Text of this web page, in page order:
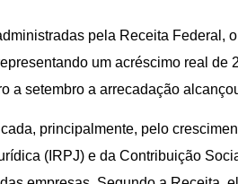
pela Receita Federal,
um acréscimo real de
a setembro a arrecadação
principalmente, pelo
(IRPJ) e da Contribuição